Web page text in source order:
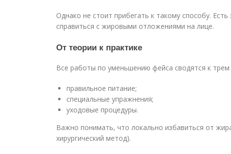
Однако не стоит прибегать к такому способу.
справиться с жировыми отложениями на лице.
От теории к практике
Все работы по уменьшению фейса сводятся к
правильное питание;
специальные упражнения;
уходовые процедуры.
Важно понимать, что локально избавиться от
хирургический метод).